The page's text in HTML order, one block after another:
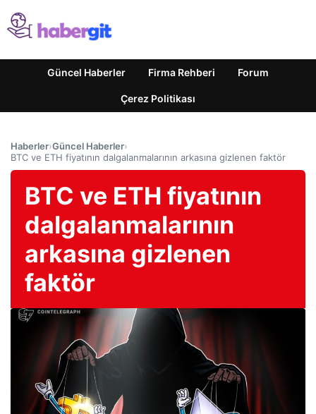
Güncel Haberler Firma Rehberi Forum
Çerez Politikası
Haberler›Güncel Haberler›
BTC ve ETH fiyatının dalgalanmalarının arkasına gizlenen faktör
BTC ve ETH fiyatının
dalgalanmalarının
arkasına gizlenen
faktör